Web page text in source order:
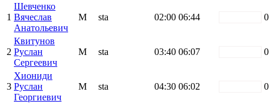
1
Шевченко
Вячеслав
Анатольевич
М sta 02:00 06:44 0
2
Квитунов
Руслан
Сергеевич
М sta 03:40 06:07 0
3
Хиониди
Руслан
Георгиевич
М sta 04:30 06:02 0